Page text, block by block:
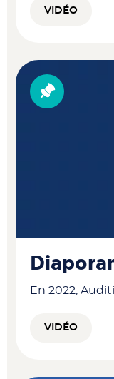
VIDÉO
En 2022,
VIDÉO